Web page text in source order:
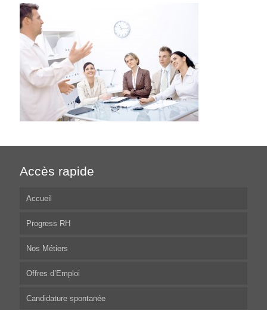
Accès rapide
Accueil
Progress RH
Nos Métiers
Offres d’Emploi
Candidature spontanée